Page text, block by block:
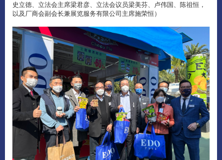
史立德、立法会主席梁君彦、立法会议员梁美芬、卢伟国、陈祖恒，
以及厂商会副会长兼展览服务有限公司主席施荣恒）